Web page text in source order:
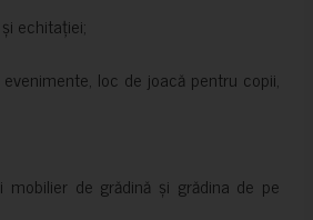
echitației;
loc de joacă pentru copii,
de grădină și grădina de pe